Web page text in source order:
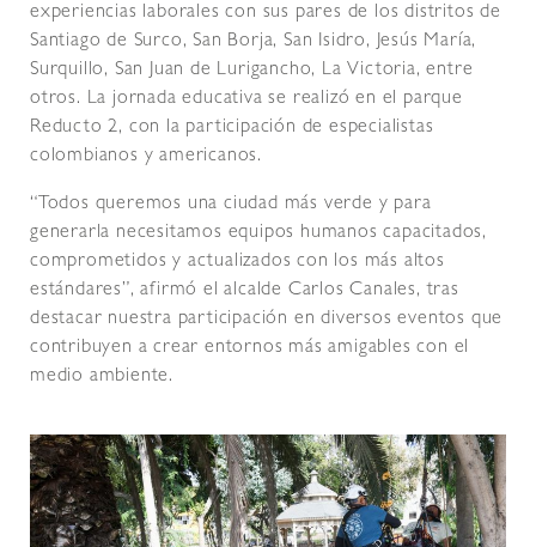
experiencias laborales con sus pares de los distritos de
Santiago de Surco, San Borja, San Isidro, Jesús María,
Surquillo, San Juan de Lurigancho, La Victoria, entre
otros. La jornada educativa se realizó en el parque
Reducto 2, con la participación de especialistas
colombianos y americanos.
“Todos queremos una ciudad más verde y para
generarla necesitamos equipos humanos capacitados,
comprometidos y actualizados con los más altos
estándares”, afirmó el alcalde Carlos Canales, tras
destacar nuestra participación en diversos eventos que
contribuyen a crear entornos más amigables con el
medio ambiente.